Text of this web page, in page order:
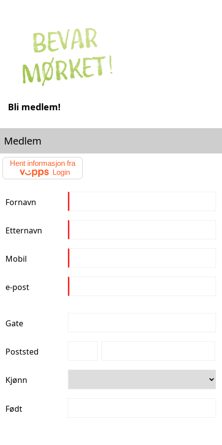
Bli medlem!
Medlem
Hent informasjon fra
Login
Fornavn
Etternavn
Mobil
e-post
Gate
Poststed
Kjønn
Født